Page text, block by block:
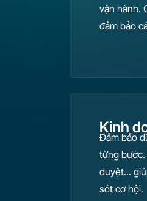
vận hành.
đảm bảo
Kinh
Đảm bảo
từng bước.
duyệt...
sót cơ hội.